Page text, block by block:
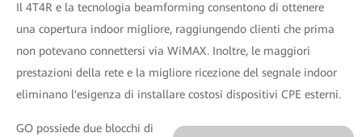
Il 4T4R e la tecnologia beamforming consentono di ottenere
una copertura indoor migliore, raggiungendo clienti che prima
non potevano connettersi via WiMAX. Inoltre, le maggiori
prestazioni della rete e la migliore ricezione del segnale indoor
eliminano l'esigenza di installare costosi dispositivi CPE esterni.
GO possiede due blocchi di